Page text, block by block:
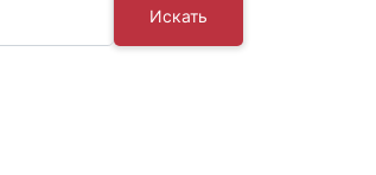
Искать